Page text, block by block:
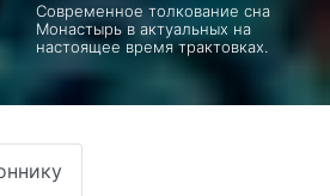
Современное толкование сна
Монастырь в актуальных на
настоящее время трактовках.